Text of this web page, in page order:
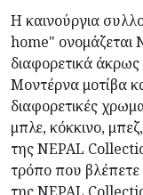
Η καινούργια
home" ονομάζεται
διαφορετικά
Μοντέρνα μοτίβα
διαφορετικές
μπλε, κόκκινο,
της NEPAL
τρόπο που